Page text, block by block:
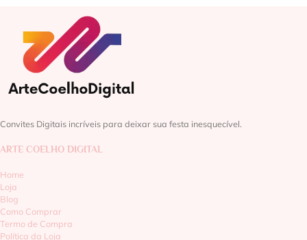
Convites Digitais incríveis para deixar sua festa inesquecível.
ARTE COELHO DIGITAL
Home
Loja
Blog
Como Comprar
Termo de Compra
Política da Loja